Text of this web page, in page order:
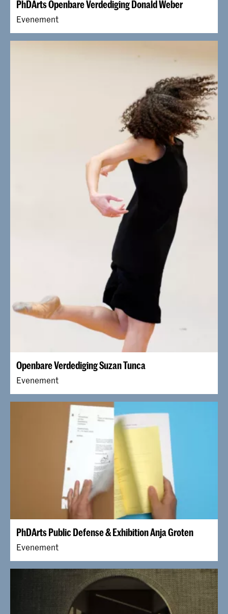
PhDArts Openbare Verdediging Donald Weber
Evenement
Openbare Verdediging Suzan Tunca
Evenement
PhDArts Public Defense & Exhibition Anja Groten
Evenement